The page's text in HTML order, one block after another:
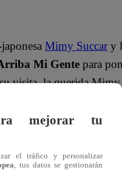
Mimy Succar y
Mi Gente para
visita, la querida
a
porque la
mejorar tu
el tráfico y personalizar
, tus datos se gestionarán